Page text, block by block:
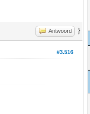
Antwoord }
#3.516